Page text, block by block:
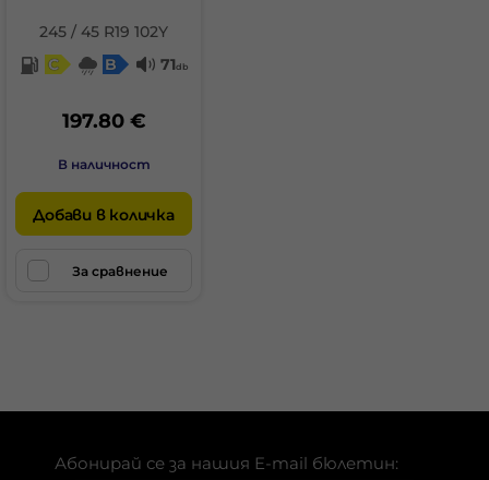
245 / 45 R19 102Y
C
B 71db
197.80 €
В наличност
Добави в количка
За сравнение
Абонирай се за нашия E-mail бюлетин: